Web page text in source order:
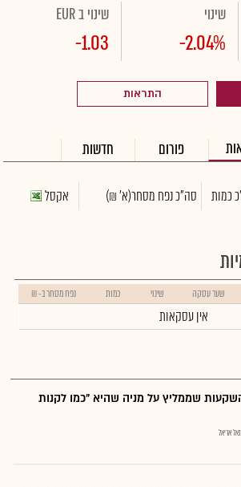
שינוי
-2.04%
שינוי ב EUR
-1.03
התראות
פורום חדשות
כמות סה"כ נפח מסחר(א' ₪) אקסל
שער עסקה שינוי כמות נפח מסחר ב- ₪
אין עסקאות
שממליץ על מניה שהיא "כמו לקנות
אריאל